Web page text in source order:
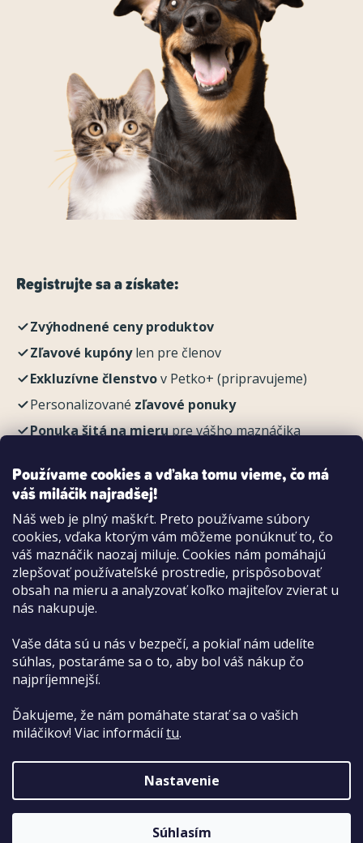
Používame cookies a vďaka tomu vieme, čo má
váš miláčik najradšej!
Náš web je plný maškŕt. Preto používame súbory
cookies, vďaka ktorým vám môžeme ponúknuť to, čo
váš maznáčik naozaj miluje. Cookies nám pomáhajú
zlepšovať používateľské prostredie, prispôsobovať
obsah na mieru a analyzovať koľko majiteľov zvierat u
nás nakupuje.
Vaše dáta sú u nás v bezpečí, a pokiaľ nám udelíte
súhlas, postaráme sa o to, aby bol váš nákup čo
najpríjemnejší.
Ďakujeme, že nám pomáhate starať sa o vašich
miláčikov! Viac informáciítu.
Nastavenie
Súhlasím
Registrujte sa a získate:
Zvýhodnené ceny produktov
Zľavové kupónylen pre členov
Exkluzívne členstvov Petko+ (pripravujeme)
Personalizované zľavové ponuky
Ponuka šitá na mierupre vášho maznáčika
Možnosti platby:
Dobierkou
Hotovo aj kartou na pobočke